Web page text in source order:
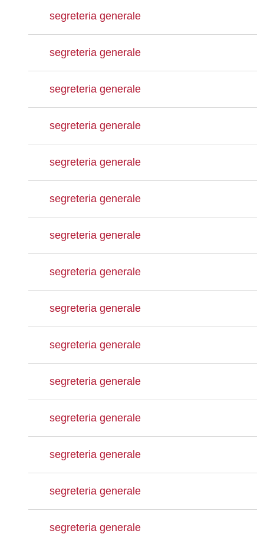
segreteria generale
segreteria generale
segreteria generale
segreteria generale
segreteria generale
segreteria generale
segreteria generale
segreteria generale
segreteria generale
segreteria generale
segreteria generale
segreteria generale
segreteria generale
segreteria generale
segreteria generale